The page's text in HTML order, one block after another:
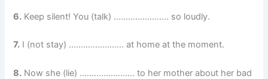
6. Keep silent! You (talk) ………………….. so loudly.
7. I (not stay) ………………….. at home at the moment.
8. Now she (lie) ………………….. to her mother about her bad